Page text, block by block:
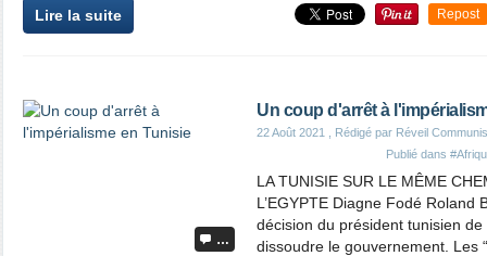
Lire la suite Repost
…
Un coup d'arrêt à
22 Août 2021
, Rédigé par Réveil
Publié dans
LA TUNISIE SUR LE MÊME
L’EGYPTE Diagne Fodé
décision du président tunisien
dissoudre le gouvernement. Les